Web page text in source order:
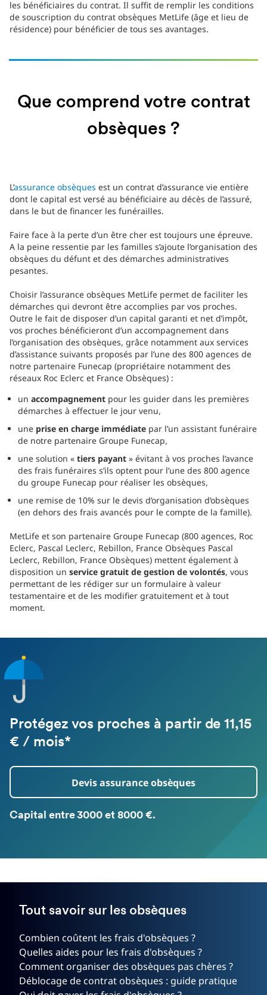
les bénéficiaires du contrat. Il suffit de remplir les conditions
de souscription du contrat obsèques MetLife (âge et lieu de
résidence) pour bénéficier de tous ses avantages.
Que comprend votre contrat
obsèques ?
L’assurance obsèques est un contrat d’assurance vie entière
dont le capital est versé au bénéficiaire au décès de l’assuré,
dans le but de financer les funérailles.
Faire face à la perte d’un être cher est toujours une épreuve.
A la peine ressentie par les familles s’ajoute l’organisation des
obsèques du défunt et des démarches administratives
pesantes.
Choisir l’assurance obsèques MetLife permet de faciliter les
démarches qui devront être accomplies par vos proches.
Outre le fait de disposer d’un capital garanti et net d’impôt,
vos proches bénéficieront d’un accompagnement dans
l’organisation des obsèques, grâce notamment aux services
d’assistance suivants proposés par l’une des 800 agences de
notre partenaire Funecap (propriétaire notamment des
réseaux Roc Eclerc et France Obsèques) :
un accompagnement pour les guider dans les premières
démarches à effectuer le jour venu,
une prise en charge immédiate par l’un assistant funéraire
de notre partenaire Groupe Funecap,
une solution « tiers payant » évitant à vos proches l’avance
des frais funéraires s’ils optent pour l’une des 800 agence
du groupe Funecap pour réaliser les obsèques,
une remise de 10% sur le devis d’organisation d’obsèques
(en dehors des frais avancés pour le compte de la famille).
MetLife et son partenaire Groupe Funecap (800 agences, Roc
Eclerc, Pascal Leclerc, Rebillon, France Obsèques Pascal
Leclerc, Rebillon, France Obsèques) mettent également à
disposition un service gratuit de gestion de volontés, vous
permettant de les rédiger sur un formulaire à valeur
testamentaire et de les modifier gratuitement et à tout
moment.
Protégez vos proches à partir de 11,15
€ / mois*
Devis assurance obsèques
Capital entre 3000 et 8000 €.
Tout savoir sur les obsèques
Combien coûtent les frais d'obsèques ?
Quelles aides pour les frais d'obsèques ?
Comment organiser des obsèques pas chères ?
Déblocage de contrat obsèques : guide pratique